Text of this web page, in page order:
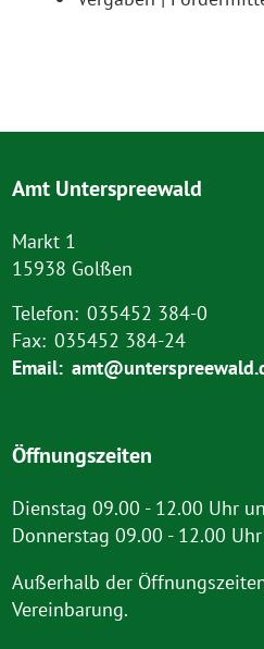
Amt Unterspreewald
Markt 1
15938 Golßen
Telefon: 035452 384-0
Fax: 035452 384-24
Email:
Öffnungszeiten
Dienstag 09.00 - 12.00 Uhr
Donnerstag 09.00 - 12.00
Außerhalb der
Vereinbarung.